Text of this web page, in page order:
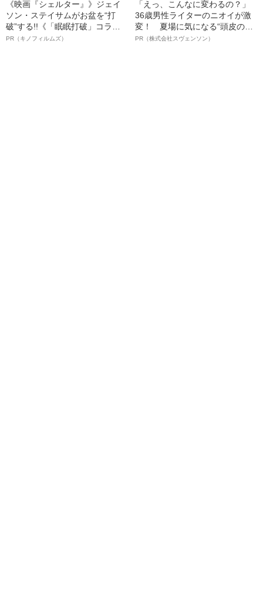
《映画『シェルター』》ジェイ
ソン・ステイサムがお盆を“打
破”する!!《「眠眠打破」コラ
ボ》
PR（キノフィルムズ）
「えっ、こんなに変わるの？」
36歳男性ライターのニオイが激
変！ 夏場に気になる“頭皮のニ
オイ”や“ベタつき”を解消す
PR（株式会社スヴェンソン）